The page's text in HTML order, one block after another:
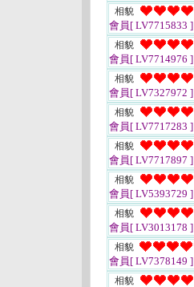
相貌
會員[ LV7715833 ]
相貌
會員[ LV7714976 ]
相貌
會員[ LV7327972 ]
相貌
會員[ LV7717283 ]
相貌
會員[ LV7717897 ]
相貌
會員[ LV5393729 ]
相貌
會員[ LV3013178 ]
相貌
會員[ LV7378149 ]
相貌